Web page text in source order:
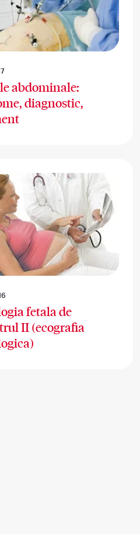
abdominale:
diagnostic,
fetala de
II (ecografia